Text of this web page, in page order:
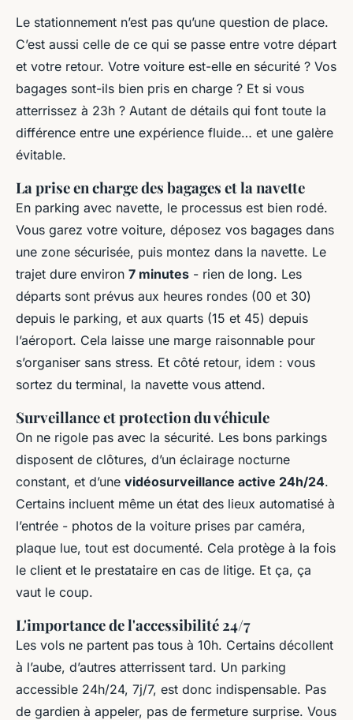
Le stationnement n’est pas qu’une question de place.
C’est aussi celle de ce qui se passe entre votre départ
et votre retour. Votre voiture est-elle en sécurité ? Vos
bagages sont-ils bien pris en charge ? Et si vous
atterrissez à 23h ? Autant de détails qui font toute la
différence entre une expérience fluide… et une galère
évitable.
La prise en charge des bagages et la navette
En parking avec navette, le processus est bien rodé.
Vous garez votre voiture, déposez vos bagages dans
une zone sécurisée, puis montez dans la navette. Le
trajet dure environ 7 minutes - rien de long. Les
départs sont prévus aux heures rondes (00 et 30)
depuis le parking, et aux quarts (15 et 45) depuis
l’aéroport. Cela laisse une marge raisonnable pour
s’organiser sans stress. Et côté retour, idem : vous
sortez du terminal, la navette vous attend.
Surveillance et protection du véhicule
On ne rigole pas avec la sécurité. Les bons parkings
disposent de clôtures, d’un éclairage nocturne
constant, et d’une vidéosurveillance active 24h/24.
Certains incluent même un état des lieux automatisé à
l’entrée - photos de la voiture prises par caméra,
plaque lue, tout est documenté. Cela protège à la fois
le client et le prestataire en cas de litige. Et ça, ça
vaut le coup.
L'importance de l'accessibilité 24/7
Les vols ne partent pas tous à 10h. Certains décollent
à l’aube, d’autres atterrissent tard. Un parking
accessible 24h/24, 7j/7, est donc indispensable. Pas
de gardien à appeler, pas de fermeture surprise. Vous